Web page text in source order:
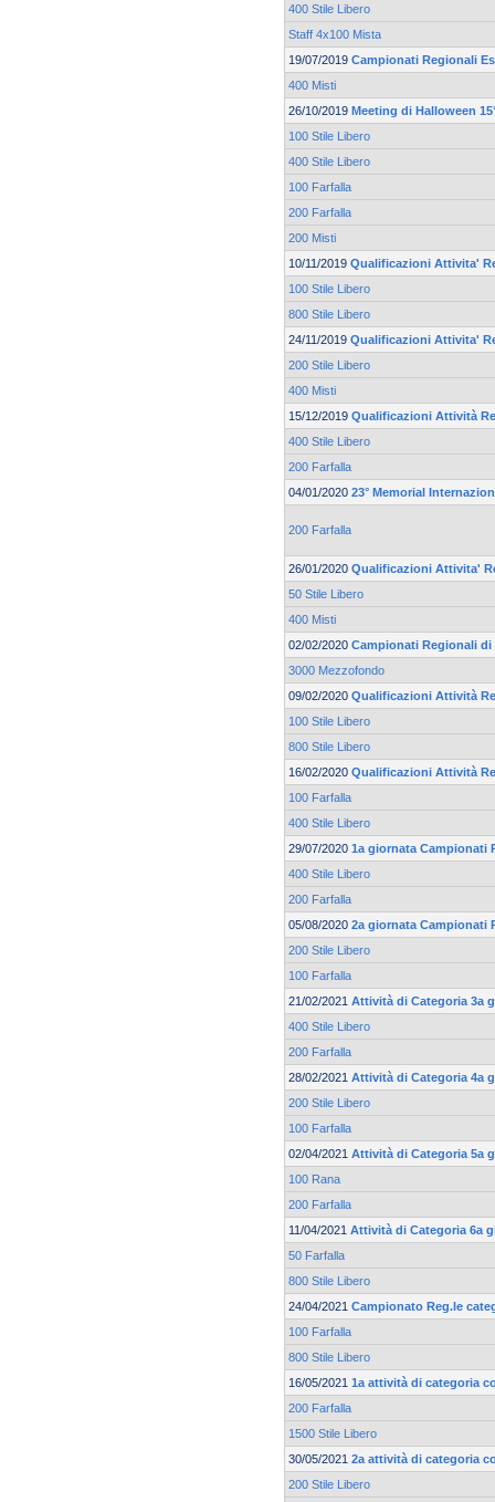
400 Stile Libero
Staff 4x100 Mista
19/07/2019 Campionati Regionali
400 Misti
26/10/2019 Meeting di Halloween
100 Stile Libero
400 Stile Libero
100 Farfalla
200 Farfalla
200 Misti
10/11/2019 Qualificazioni Attivita'
100 Stile Libero
800 Stile Libero
24/11/2019 Qualificazioni Attivita'
200 Stile Libero
400 Misti
15/12/2019 Qualificazioni Attività
400 Stile Libero
200 Farfalla
04/01/2020 23° Memorial
200 Farfalla
26/01/2020 Qualificazioni Attivita'
50 Stile Libero
400 Misti
02/02/2020 Campionati Regionali di
3000 Mezzofondo
09/02/2020 Qualificazioni Attività
100 Stile Libero
800 Stile Libero
16/02/2020 Qualificazioni Attività
100 Farfalla
400 Stile Libero
29/07/2020 1a giornata Campionati
400 Stile Libero
200 Farfalla
05/08/2020 2a giornata Campionati
200 Stile Libero
100 Farfalla
21/02/2021 Attività di Categoria 3a
400 Stile Libero
200 Farfalla
28/02/2021 Attività di Categoria 4a
200 Stile Libero
100 Farfalla
02/04/2021 Attività di Categoria 5a
100 Rana
200 Farfalla
11/04/2021 Attività di Categoria 6a
50 Farfalla
800 Stile Libero
24/04/2021 Campionato Reg.le
100 Farfalla
800 Stile Libero
16/05/2021 1a attività di categoria
200 Farfalla
1500 Stile Libero
30/05/2021 2a attività di categoria
200 Stile Libero